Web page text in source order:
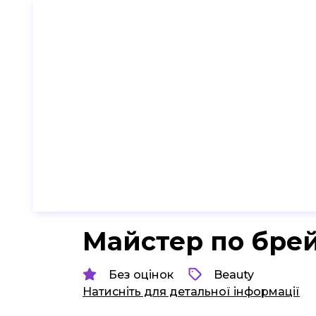
Майстер по
Без оцінок
Beauty
Натисніть для детальної інформації